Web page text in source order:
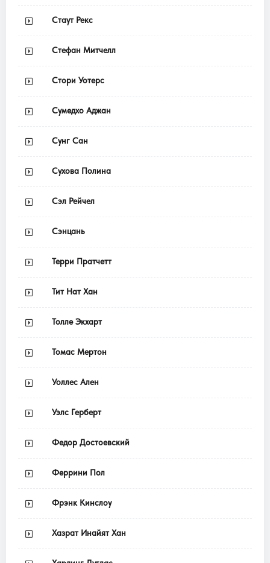
Стаут Рекс
Стефан Митчелл
Стори Уотерс
Сумедхо Аджан
Сунг Сан
Сухова Полина
Сэл Рейчел
Сэнцань
Терри Пратчетт
Тит Нат Хан
Толле Экхарт
Томас Мертон
Уоллес Ален
Уэлс Герберт
Федор Достоевский
Феррини Пол
Фрэнк Кинслоу
Хазрат Инайят Хан